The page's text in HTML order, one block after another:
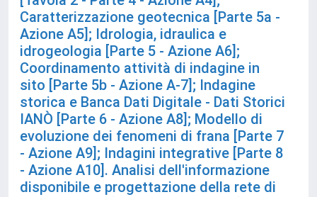
Caratterizzazione geotecnica [Parte 5a -
Azione A5]; Idrologia, idraulica e
idrogeologia [Parte 5 - Azione A6];
Coordinamento attività di indagine in
sito [Parte 5b - Azione A-7]; Indagine
storica e Banca Dati Digitale - Dati Storici
IANÒ [Parte 6 - Azione A8]; Modello di
evoluzione dei fenomeni di frana [Parte 7
- Azione A9]; Indagini integrative [Parte 8
- Azione A10]. Analisi dell'informazione
disponibile e progettazione della rete di